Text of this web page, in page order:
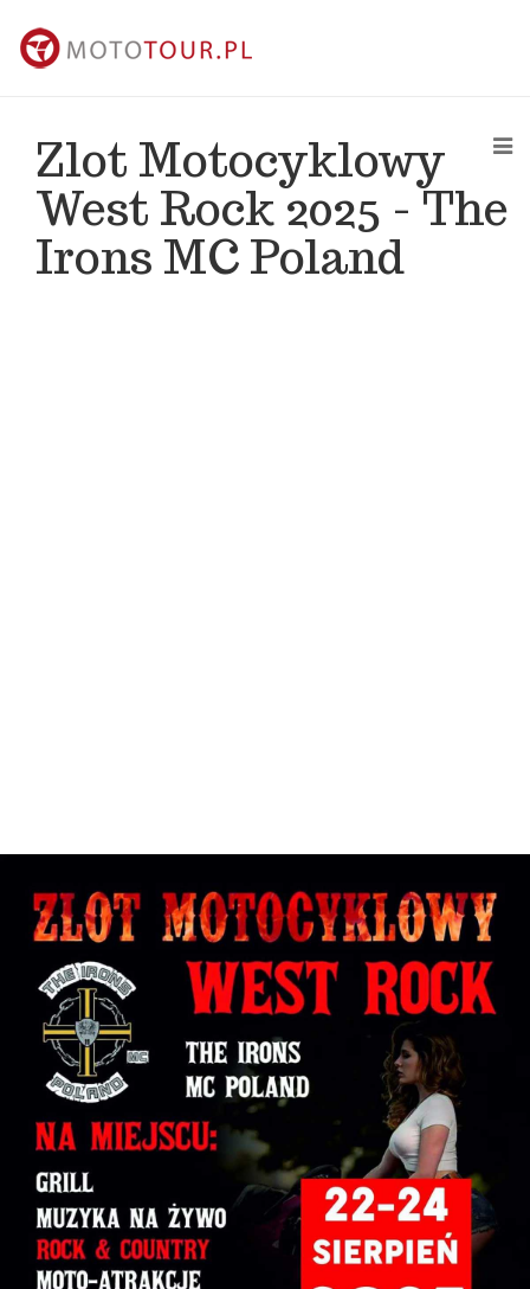
Zlot Motocyklowy
West Rock 2025 - The
Irons MC Poland
kontakt@mototour.pl